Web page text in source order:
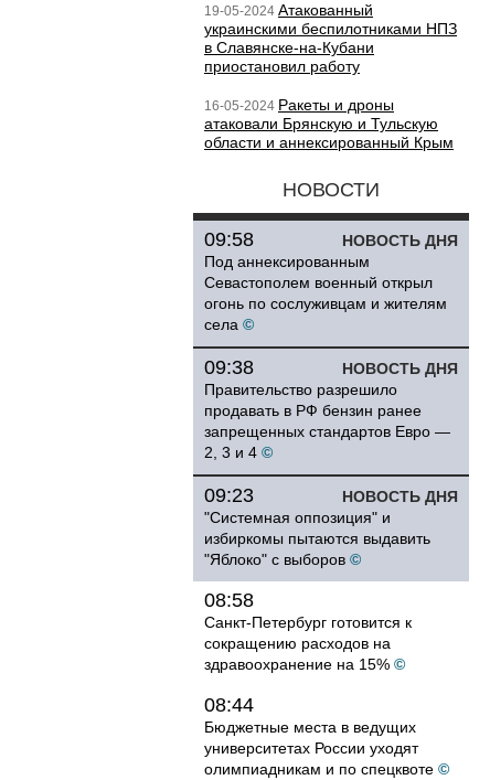
19-05-2024 Атакованный
украинскими беспилотниками НПЗ
в Славянске-на-Кубани
приостановил работу
16-05-2024 Ракеты и дроны
атаковали Брянскую и Тульскую
области и аннексированный Крым
НОВОСТИ
НОВОСТЬ ДНЯ
09:58
Под аннексированным
Севастополем военный открыл
огонь по сослуживцам и жителям
села ©
НОВОСТЬ ДНЯ
09:38
Правительство разрешило
продавать в РФ бензин ранее
запрещенных стандартов Евро —
2, 3 и 4 ©
НОВОСТЬ ДНЯ
09:23
"Системная оппозиция" и
избиркомы пытаются выдавить
"Яблоко" с выборов ©
08:58
Санкт-Петербург готовится к
сокращению расходов на
здравоохранение на 15% ©
08:44
Бюджетные места в ведущих
университетах России уходят
олимпиадникам и по спецквоте ©